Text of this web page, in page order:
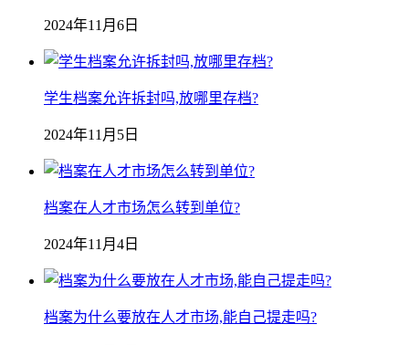
2024年11月6日
学生档案允许拆封吗,放哪里存档?
2024年11月5日
档案在人才市场怎么转到单位?
2024年11月4日
档案为什么要放在人才市场,能自己提走吗?